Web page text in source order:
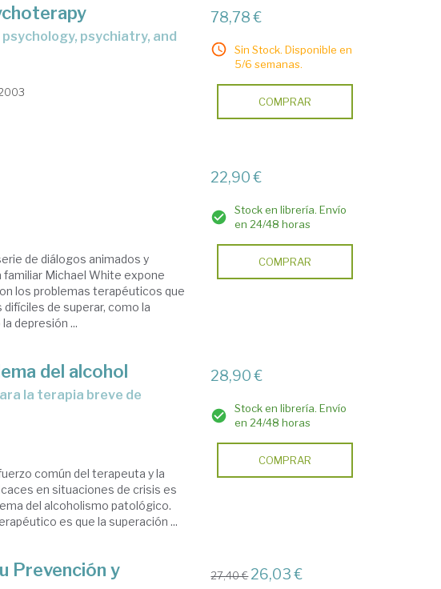
78,78 €
Sin Stock. Disponible en
5/6 semanas.
COMPRAR
de diálogos animados y
Michael White expone
los problemas terapéuticos que
de superar, como la
depresión ...
22,90 €
Stock en librería. Envío
en 24/48 horas
COMPRAR
del alcohol
común del terapeuta y la
en situaciones de crisis es
del alcoholismo patológico.
es que la superación ...
28,90 €
Stock en librería. Envío
en 24/48 horas
COMPRAR
Prevención y 27,40 € 26,03 €